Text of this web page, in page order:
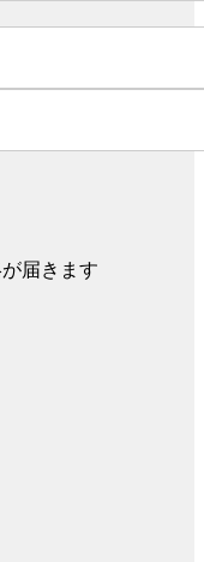
届きます